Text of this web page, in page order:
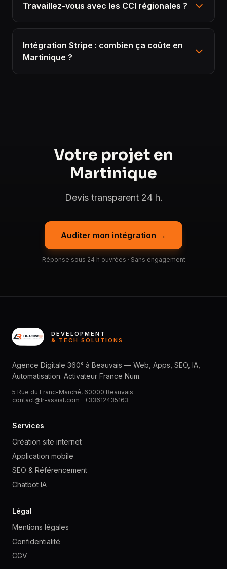
Travaillez-vous avec les CCI régionales ?
Intégration Stripe : combien ça coûte en
Martinique ?
Votre projet en
Martinique
Devis transparent 24 h.
Auditer mon intégration →
Réponse sous 24 h ouvrées · Sans engagement
DEVELOPMENT
& TECH SOLUTIONS
Agence Digitale 360° à Beauvais — Web, Apps, SEO, IA,
Automatisation. Activateur France Num.
5 Rue du Franc-Marché, 60000 Beauvais
contact@lr-assist.com · +33612435163
Services
Création site internet
Application mobile
SEO & Référencement
Chatbot IA
Légal
Mentions légales
Confidentialité
CGV